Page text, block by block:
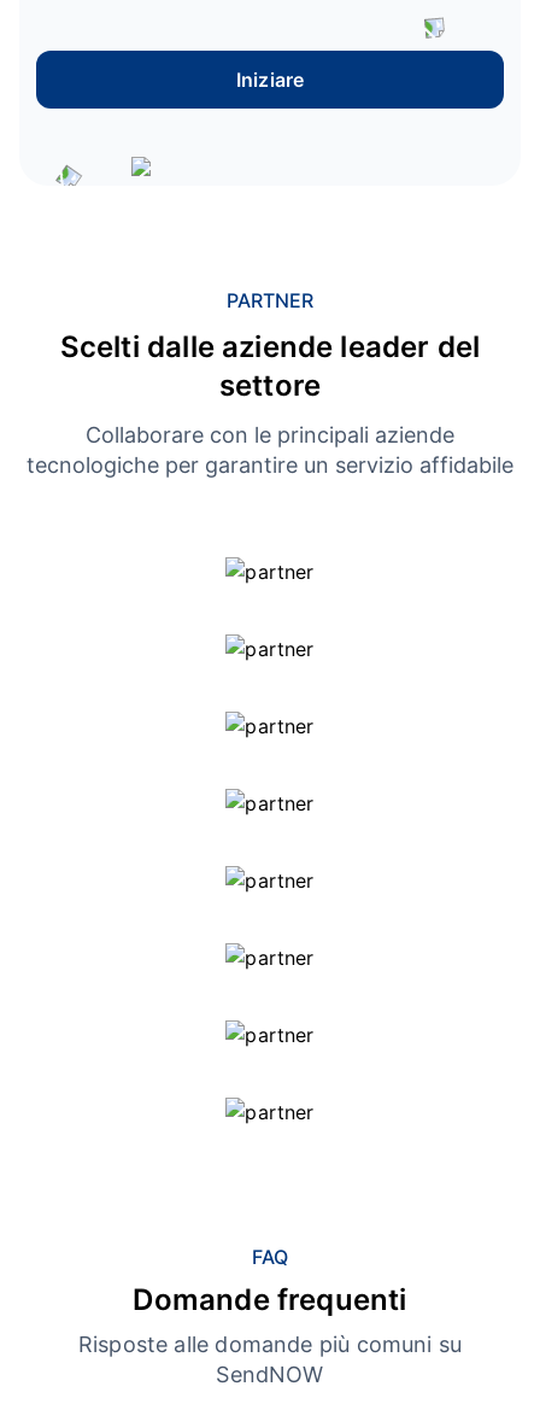
Iniziare
PARTNER
Scelti dalle aziende leader del
settore
Collaborare con le principali aziende
tecnologiche per garantire un servizio affidabile
FAQ
Domande frequenti
Risposte alle domande più comuni su
SendNOW